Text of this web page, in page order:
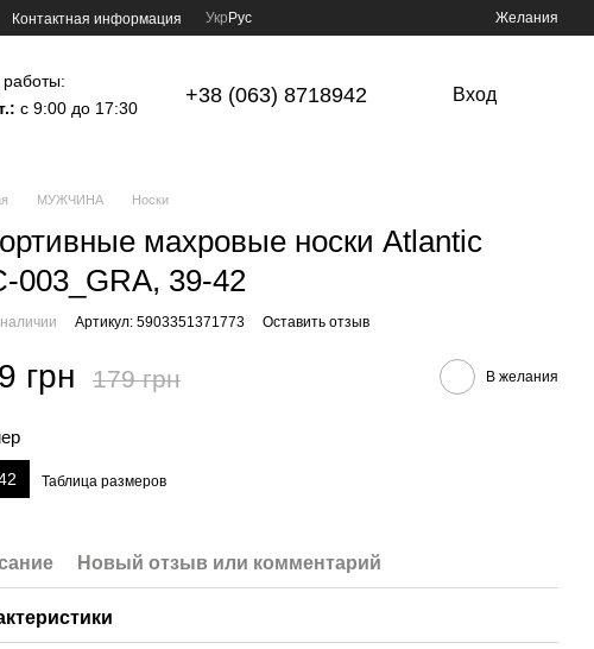
Контактная информация Укр Рус Желания
с 9:00 до 17:30
+38 (063) 8718942 Вход
МУЖЧИНА Носки
махровые носки Atlantic
003_GRA, 39-42
Артикул: 5903351371773 Оставить отзыв
грн 179 грн В желания
Таблица размеров
Новый отзыв или комментарий